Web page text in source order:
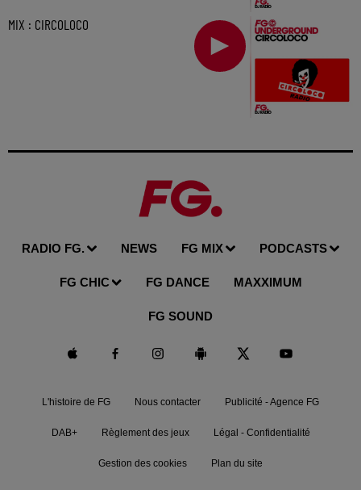
MIX : CIRCOLOCO
RADIO FG. NEWS FG MIX PODCASTS
FG CHIC FG DANCE MAXXIMUM
FG SOUND
L'histoire de FG Nous contacter Publicité - Agence FG
DAB+ Règlement des jeux Légal - Confidentialité
Gestion des cookies Plan du site